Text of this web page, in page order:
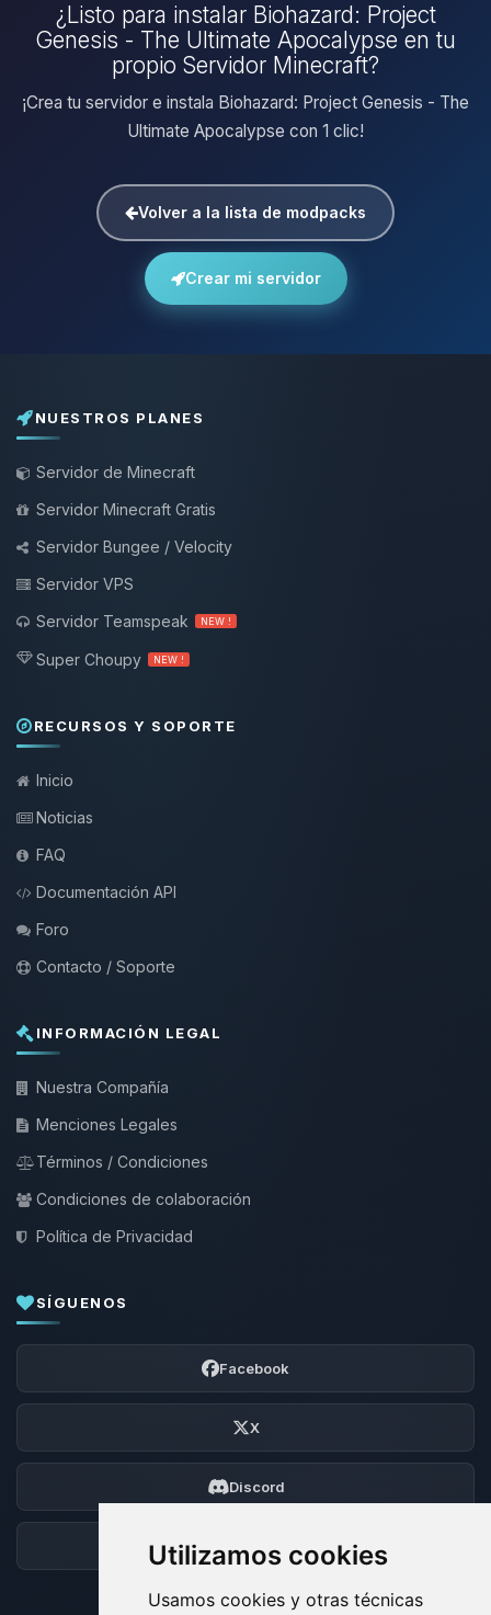
Utilizamos cookies
Usamos cookies y otras técnicas
¿Listo para instalar Biohazard: Project
Genesis - The Ultimate Apocalypse en tu
propio Servidor Minecraft?
¡Crea tu servidor e instala Biohazard: Project Genesis - The
Ultimate Apocalypse con 1 clic!
Volver a la lista de modpacks
Crear mi servidor
NUESTROS PLANES
Servidor de Minecraft
Servidor Minecraft Gratis
Servidor Bungee / Velocity
Servidor VPS
Servidor Teamspeak
NEW !
Super Choupy NEW !
RECURSOS Y SOPORTE
Inicio
Noticias
FAQ
Documentación API
Foro
Contacto / Soporte
INFORMACIÓN LEGAL
Nuestra Compañía
Menciones Legales
Términos / Condiciones
Condiciones de colaboración
Política de Privacidad
SÍGUENOS
Facebook
X
Discord
Foro